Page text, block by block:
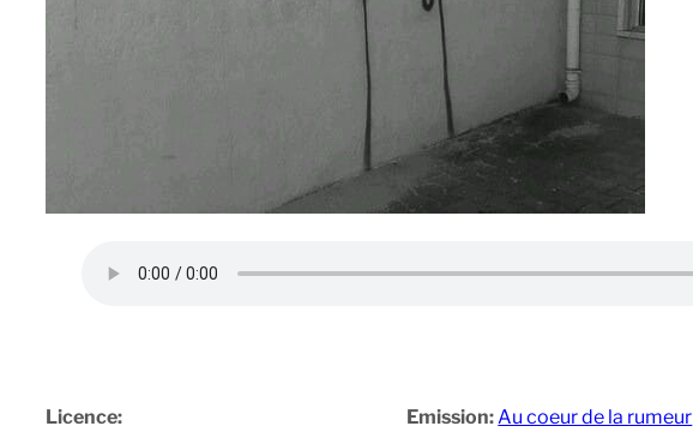
Licence: Emission:Au coeur de la rumeur